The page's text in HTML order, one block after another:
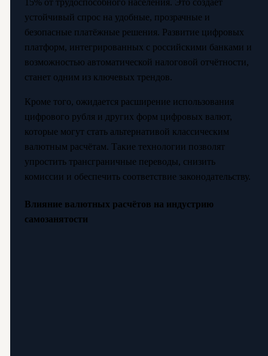
15% от трудоспособного населения. Это создаёт
устойчивый спрос на удобные, прозрачные и
безопасные платёжные решения. Развитие цифровых
платформ, интегрированных с российскими банками и
возможностью автоматической налоговой отчётности,
станет одним из ключевых трендов.
Кроме того, ожидается расширение использования
цифрового рубля и других форм цифровых валют,
которые могут стать альтернативой классическим
валютным расчётам. Такие технологии позволят
упростить трансграничные переводы, снизить
комиссии и обеспечить соответствие законодательству.
Влияние валютных расчётов на индустрию
самозанятости